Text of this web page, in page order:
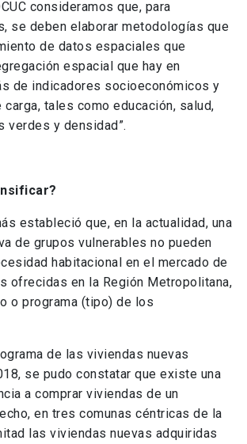
consideramos que, para
se deben elaborar metodologías que
de datos espaciales que
espacial que hay en
de indicadores socioeconómicos y
carga, tales como educación, salud,
verdes y densidad”.
estableció que, en la actualidad, una
de grupos vulnerables no pueden
habitacional en el mercado de
ofrecidas en la Región Metropolitana,
o programa (tipo) de los
de las viviendas nuevas
se pudo constatar que existe una
a comprar viviendas de un
en tres comunas céntricas de la
las viviendas nuevas adquiridas